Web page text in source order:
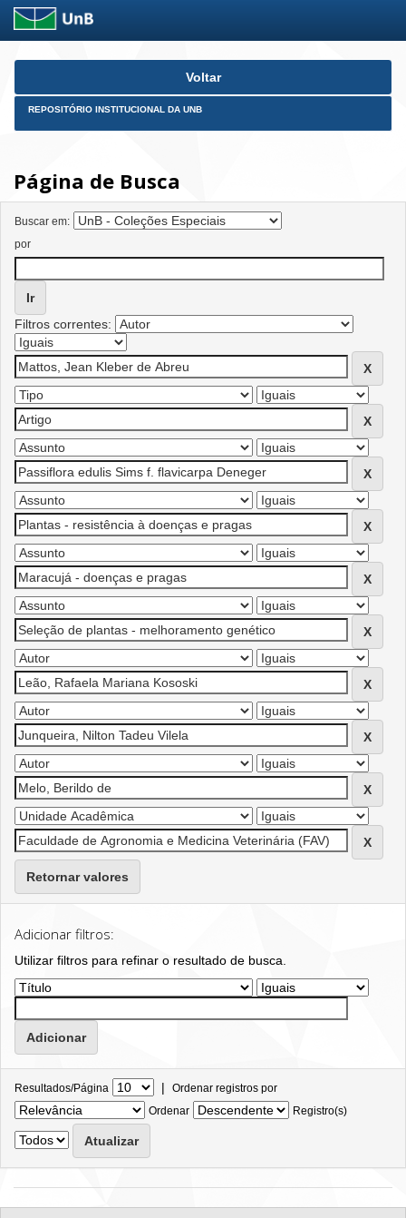
Skip
Voltar
REPOSITÓRIO INSTITUCIONAL DA UNB
Página de Busca
Buscar em:
por
Filtros correntes:
Retornar valores
Adicionar filtros:
Utilizar filtros para refinar o resultado de busca.
Resultados/Página | Ordenar registros por
Ordenar
Registro(s)